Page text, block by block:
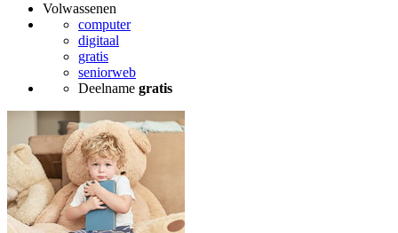
Volwassenen
computer
digitaal
gratis
seniorweb
Deelname gratis